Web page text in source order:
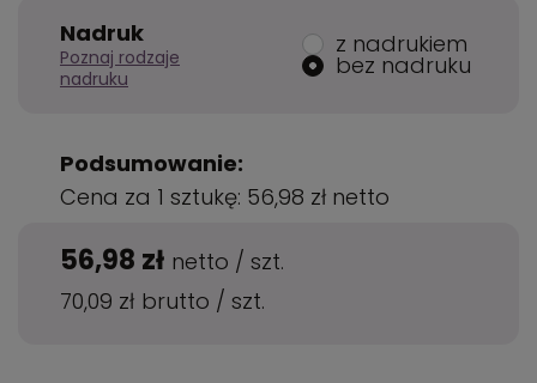
Nadruk
Poznaj rodzaje
nadruku
z nadrukiem
bez nadruku
Podsumowanie:
Cena za 1 sztukę: 56,98 zł netto
56,98 zł netto / szt.
70,09 zł brutto / szt.